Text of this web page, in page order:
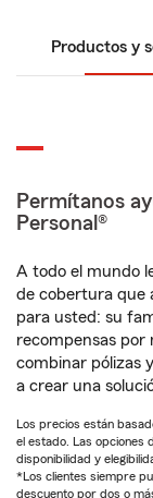
Productos y
Permítanos
Personal®
A todo el mundo
de cobertura que
para usted: su
recompensas por
combinar pólizas
a crear una
Los precios están
el estado. Las opciones
disponibilidad y
*Los clientes siempre
descuento por dos o